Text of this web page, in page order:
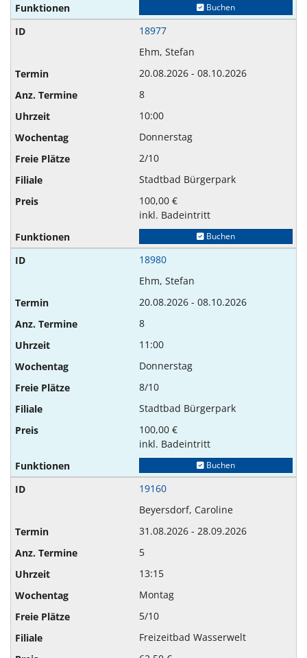
Buchen
18977
Ehm, Stefan
20.08.2026 - 08.10.2026
8
10:00
Donnerstag
2/10
Stadtbad Bürgerpark
100,00 €
inkl. Badeintritt
Buchen
18980
Ehm, Stefan
20.08.2026 - 08.10.2026
8
11:00
Donnerstag
8/10
Stadtbad Bürgerpark
100,00 €
inkl. Badeintritt
Buchen
19160
Beyersdorf, Caroline
31.08.2026 - 28.09.2026
5
13:15
Montag
5/10
Freizeitbad Wasserwelt